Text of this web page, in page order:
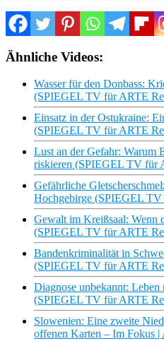
Ähnliche Videos:
Wasser für den Donbass:
(SPIEGEL TV für ARTE
Einsatz in der Ostukraine:
(SPIEGEL TV für ARTE
Lust an der Gefahr: Warum
riskieren (SPIEGEL TV für
Gefährliche
Hochgebirge (SPIEGEL
Gewalt im Kreißsaal: Wenn
(SPIEGEL TV für ARTE
Bandenkriminalität in
(SPIEGEL TV für ARTE
Diagnose unbekannt:
(SPIEGEL TV für ARTE
Slowenien: Eine zweite
offenen Karten – Im Fokus |